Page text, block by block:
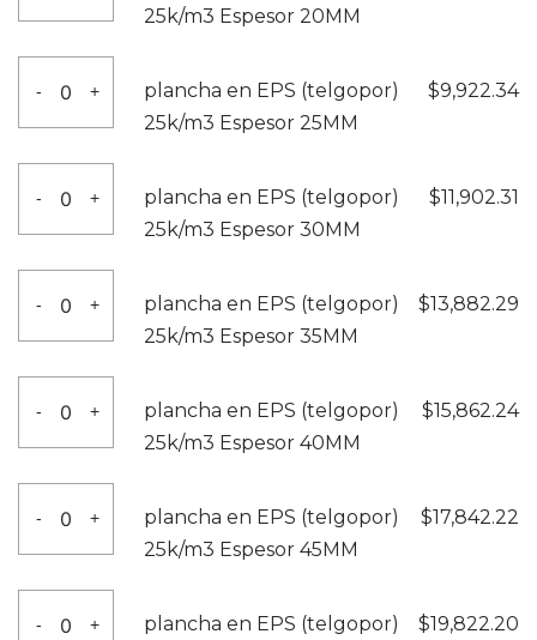
Espesor
15MM
cantidad
EPS
(telgopor)
25k/m3
Espesor
20MM
cantidad
25k/m3 Espesor 20MM
-
EPS
(telgopor)
25k/m3
Espesor
25MM
cantidad
+
plancha en EPS (telgopor)
25k/m3 Espesor 25MM
$9,922.34
-
EPS
(telgopor)
25k/m3
Espesor
30MM
cantidad
+
plancha en EPS (telgopor)
25k/m3 Espesor 30MM
$11,902.31
-
EPS
(telgopor)
25k/m3
Espesor
35MM
cantidad
+
plancha en EPS (telgopor)
25k/m3 Espesor 35MM
$13,882.29
-
EPS
(telgopor)
25k/m3
Espesor
40MM
cantidad
+
plancha en EPS (telgopor)
25k/m3 Espesor 40MM
$15,862.24
-
EPS
(telgopor)
25k/m3
+
plancha en EPS (telgopor)
25k/m3 Espesor 45MM
$17,842.22
- +
plancha en EPS (telgopor)
$19,822.20